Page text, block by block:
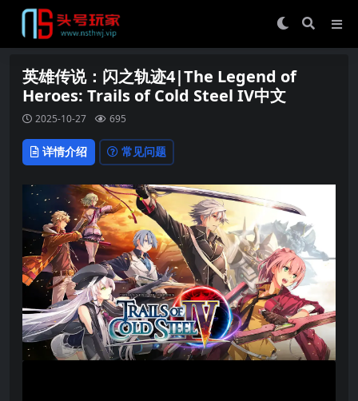
英雄传说：闪之轨迹4|The Legend of
Heroes: Trails of Cold Steel IV中文
2025-10-27 695
详情介绍 常见问题